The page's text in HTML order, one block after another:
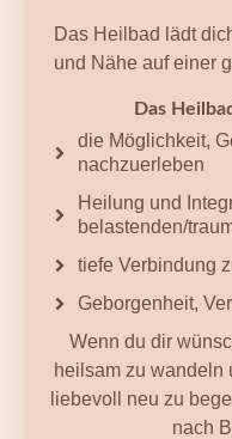
Das Heilbad lädt
und Nähe auf einer
Das
die Möglichkeit,
nachzuerleben
Heilung und
belastenden/
tiefe Verbindung
Geborgenheit,
Wenn du dir
heilsam zu wandeln
liebevoll neu zu
nach